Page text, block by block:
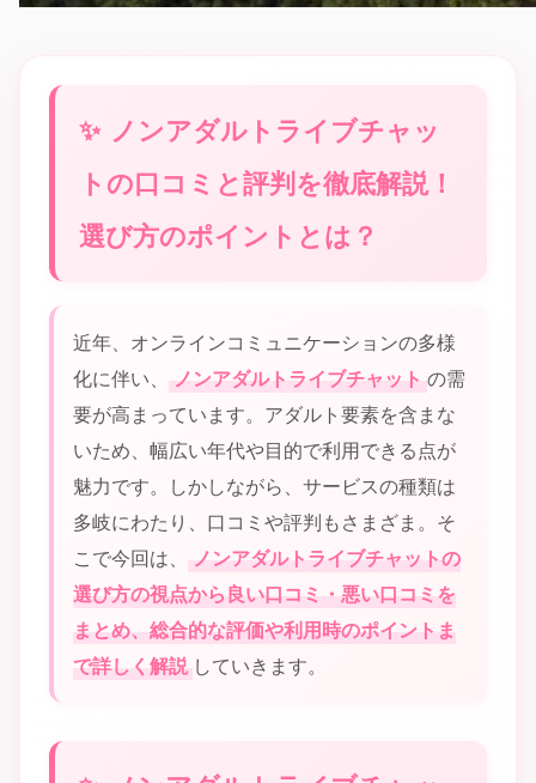
ノンアダルトライブチャッ
トの口コミと評判を徹底解説！
選び方のポイントとは？
近年、オンラインコミュニケーションの多様
化に伴い、
ノンアダルトライブチャット の需
要が高まっています。アダルト要素を含まな
いため、幅広い年代や目的で利用できる点が
魅力です。しかしながら、サービスの種類は
多岐にわたり、口コミや評判もさまざま。そ
こで今回は、
ノンアダルトライブチャットの
選び方の視点から良い口コミ・悪い口コミを
まとめ、総合的な評価や利用時のポイントま
で詳しく解説 していきます。